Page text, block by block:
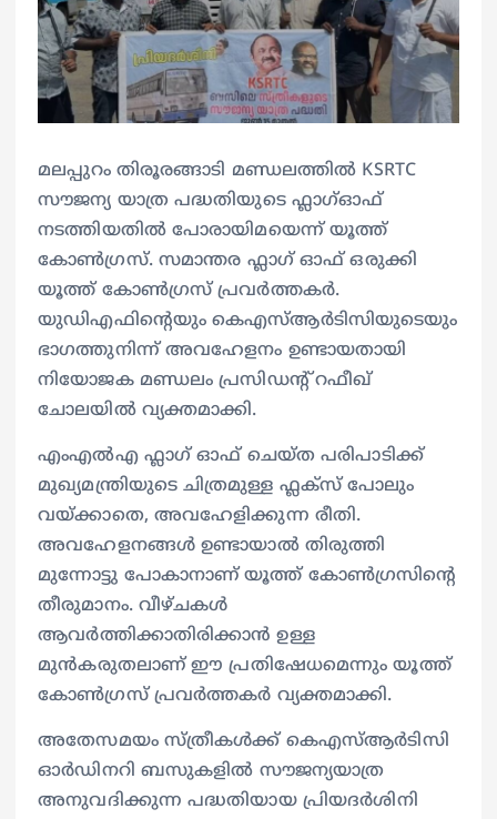
മലപ്പുറം തിരൂരങ്ങാടി മണ്ഡലത്തിൽ KSRTC
സൗജന്യ യാത്ര പദ്ധതിയുടെ ഫ്ലാഗ്ഓഫ്‌
നടത്തിയതിൽ പോരായിമയെന്ന് യൂത്ത്
കോൺഗ്രസ്‌. സമാന്തര ഫ്ലാഗ് ഓഫ്‌ ഒരുക്കി
യൂത്ത് കോൺഗ്രസ്‌ പ്രവർത്തകർ.
യുഡിഎഫിന്റെയും കെഎസ്ആർടിസിയുടെയും
ഭാഗത്തുനിന്ന് അവഹേളനം ഉണ്ടായതായി
നിയോജക മണ്ഡലം പ്രസിഡന്റ് റഫീഖ്
ചോലയിൽ വ്യക്തമാക്കി.
എംഎൽഎ ഫ്ലാഗ് ഓഫ് ചെയ്ത പരിപാടിക്ക്
മുഖ്യമന്ത്രിയുടെ ചിത്രമുള്ള ഫ്ലക്സ് പോലും
വയ്ക്കാതെ, അവഹേളിക്കുന്ന രീതി.
അവഹേളനങ്ങൾ ഉണ്ടായാൽ തിരുത്തി
മുന്നോട്ടു പോകാനാണ് യൂത്ത് കോൺഗ്രസിന്റെ
തീരുമാനം. വീഴ്ചകൾ
ആവർത്തിക്കാതിരിക്കാൻ ഉള്ള
മുൻകരുതലാണ് ഈ പ്രതിഷേധമെന്നും യൂത്ത്
കോൺഗ്രസ്‌ പ്രവർത്തകർ വ്യക്തമാക്കി.
അതേസമയം സ്ത്രീകള്‍ക്ക് കെഎസ്ആര്‍ടിസി
ഓര്‍ഡിനറി ബസുകളില്‍ സൗജന്യയാത്ര
അനുവദിക്കുന്ന പദ്ധതിയായ പ്രിയദര്‍ശിനി